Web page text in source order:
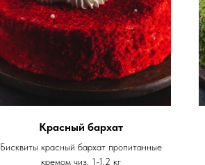
Красный бархат
Бисквиты красный бархат пропитанные
кремом чиз, 1-1,2 кг